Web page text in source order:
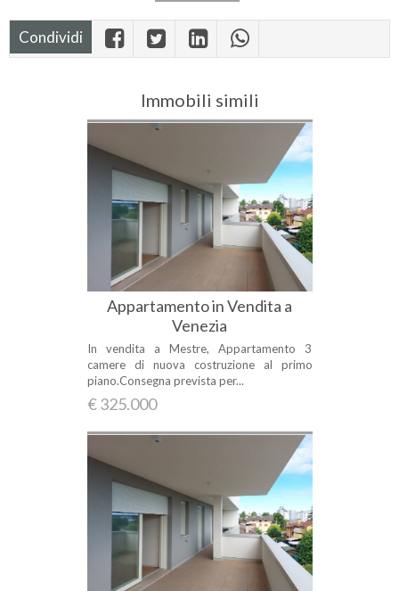
Condividi
Immobili simili
Appartamento in Vendita a
Venezia
In vendita a Mestre, Appartamento 3
camere di nuova costruzione al primo
piano.Consegna prevista per...
€ 325.000